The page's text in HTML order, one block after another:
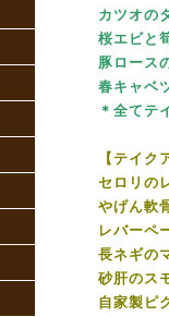
カツオの
桜エビと
豚ロース
春キャベ
＊全てテ
【テイク
セロリの
やげん軟
レバーペ
長ネギの
砂肝のス
自家製ピ